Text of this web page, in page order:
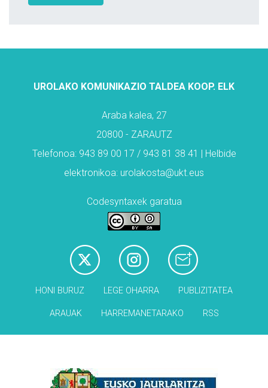
UROLAKO KOMUNIKAZIO TALDEA KOOP. ELK
Araba kalea, 27
20800 - ZARAUTZ
Telefonoa: 943 89 00 17 / 943 81 38 41 | Helbide
elektronikoa: urolakosta@ukt.eus
Codesyntaxek garatua
HONI BURUZ LEGE OHARRA PUBLIZITATEA
ARAUAK HARREMANETARAKO RSS